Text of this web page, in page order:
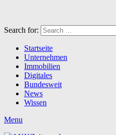
Search for:
Startseite
Unternehmen
Immobilien
Digitales
Bundesweit
News
Wissen
Menu